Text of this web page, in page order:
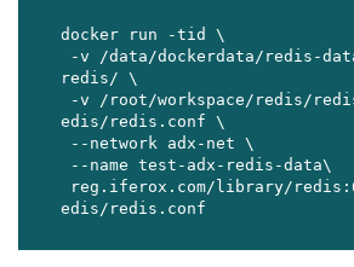
docker run -tid \
redis/ \
edis/redis.conf \
edis/redis.conf